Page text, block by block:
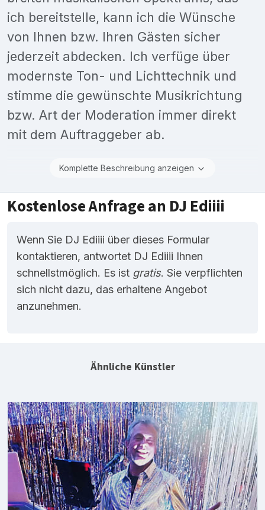
ich bereitstelle, kann ich die Wünsche
von Ihnen bzw. Ihren Gästen sicher
jederzeit abdecken. Ich verfüge über
modernste Ton- und Lichttechnik und
stimme die gewünschte Musikrichtung
bzw. Art der Moderation immer direkt
mit dem Auftraggeber ab.
Komplette Beschreibung anzeigen
Kostenlose Anfrage an DJ Ediiii
Wenn Sie DJ Ediiii über dieses Formular
kontaktieren, antwortet DJ Ediiii Ihnen
schnellstmöglich. Es ist gratis. Sie verpflichten
sich nicht dazu, das erhaltene Angebot
anzunehmen.
Ähnliche Künstler